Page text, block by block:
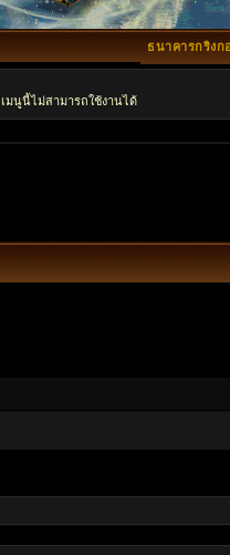
ธนาคารกริงก
เมนูนี้ไม่สามารถใช้งานได้